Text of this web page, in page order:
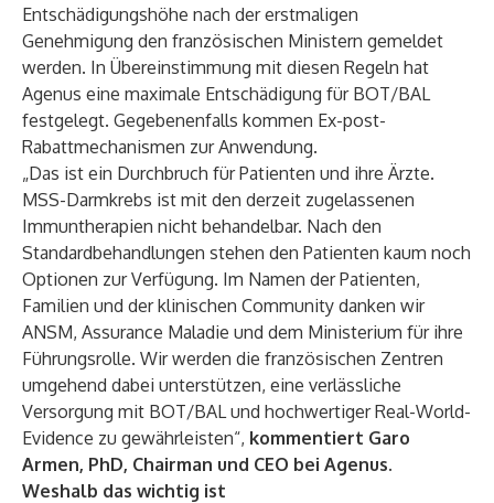
Entschädigungshöhe nach der erstmaligen
Genehmigung den französischen Ministern gemeldet
werden. In Übereinstimmung mit diesen Regeln hat
Agenus eine maximale Entschädigung für BOT/BAL
festgelegt. Gegebenenfalls kommen Ex-post-
Rabattmechanismen zur Anwendung.
„Das ist ein Durchbruch für Patienten und ihre Ärzte.
MSS-Darmkrebs ist mit den derzeit zugelassenen
Immuntherapien nicht behandelbar. Nach den
Standardbehandlungen stehen den Patienten kaum noch
Optionen zur Verfügung. Im Namen der Patienten,
Familien und der klinischen Community danken wir
ANSM, Assurance Maladie und dem Ministerium für ihre
Führungsrolle. Wir werden die französischen Zentren
umgehend dabei unterstützen, eine verlässliche
Versorgung mit BOT/BAL und hochwertiger Real-World-
Evidence zu gewährleisten“, kommentiert Garo
Armen, PhD, Chairman und CEO bei Agenus.
Weshalb das wichtig ist